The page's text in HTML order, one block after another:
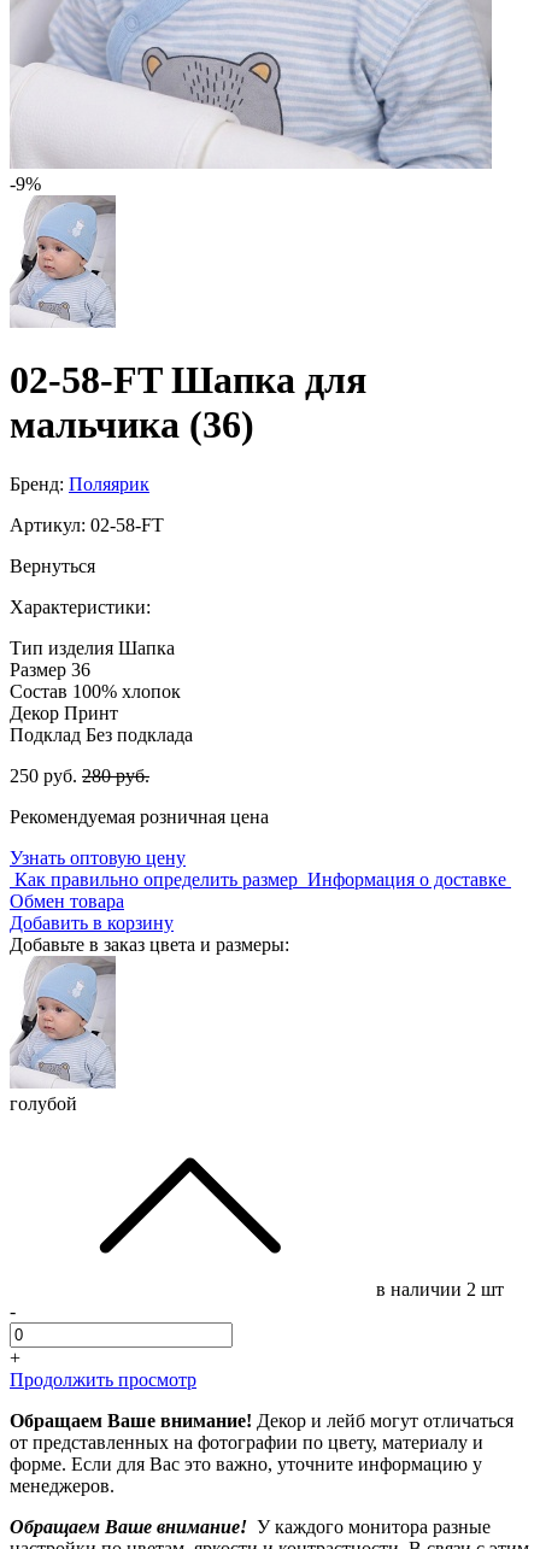
-9%
02-58-FT Шапка для
мальчика (36)
Бренд: Поляярик
Артикул: 02-58-FT
Вернуться
Характеристики:
Тип изделия Шапка
Размер 36
Состав 100% хлопок
Декор Принт
Подклад Без подклада
250 руб. 280 руб.
Рекомендуемая розничная цена
Узнать оптовую цену
Как правильно определить размер Информация о доставке
Обмен товара
Добавить в корзину
Добавьте в заказ цвета и размеры:
голубой
в наличии 2 шт
-
+
Продолжить просмотр
Обращаем Ваше внимание! Декор и лейб могут отличаться
от представленных на фотографии по цвету, материалу и
форме. Если для Вас это важно, уточните информацию у
менеджеров.
Обращаем Ваше внимание! У каждого монитора разные